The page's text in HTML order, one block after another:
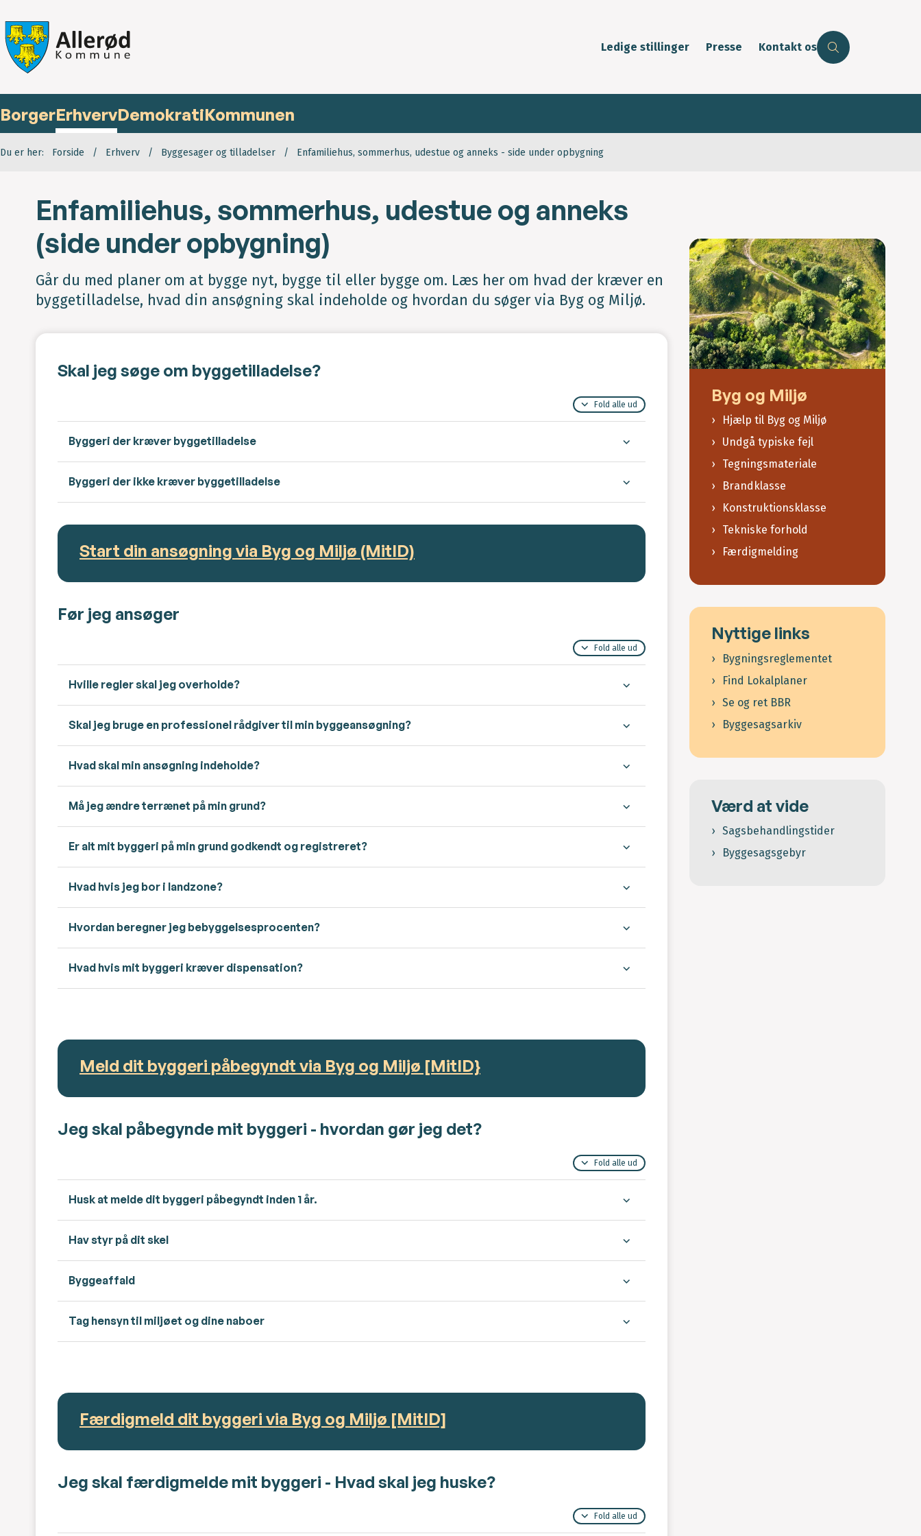
Ledige stillinger Presse Kontakt os
BorgerErhvervDemokratiKommunen
Du er her: Forside Erhverv Byggesager og tilladelser Enfamiliehus, sommerhus, udestue og anneks - side under opbygning
Enfamiliehus, sommerhus, udestue og anneks
(side under opbygning)
Går du med planer om at bygge nyt, bygge til eller bygge om. Læs her om hvad der kræver en
byggetilladelse, hvad din ansøgning skal indeholde og hvordan du søger via Byg og Miljø.
Skal jeg søge om byggetilladelse?
Fold alle ud
Byggeri der kræver byggetilladelse
Byggeri der ikke kræver byggetilladelse
Start din ansøgning via Byg og Miljø (MitID)
Før jeg ansøger
Fold alle ud
Hville regler skal jeg overholde?
Skal jeg bruge en professionel rådgiver til min byggeansøgning?
Hvad skal min ansøgning indeholde?
Må jeg ændre terrænet på min grund?
Er alt mit byggeri på min grund godkendt og registreret?
Hvad hvis jeg bor i landzone?
Hvordan beregner jeg bebyggelsesprocenten?
Hvad hvis mit byggeri kræver dispensation?
Meld dit byggeri påbegyndt via Byg og Miljø [MitID}
Jeg skal påbegynde mit byggeri - hvordan gør jeg det?
Fold alle ud
Husk at melde dit byggeri påbegyndt inden 1 år.
Hav styr på dit skel
Byggeaffald
Tag hensyn til miljøet og dine naboer
Færdigmeld dit byggeri via Byg og Miljø [MitID]
Jeg skal færdigmelde mit byggeri - Hvad skal jeg huske?
Fold alle ud
Byg og Miljø
Hjælp til Byg og Miljø
Undgå typiske fejl
Tegningsmateriale
Brandklasse
Konstruktionsklasse
Tekniske forhold
Færdigmelding
Nyttige links
Bygningsreglementet
Find Lokalplaner
Se og ret BBR
Byggesagsarkiv
Værd at vide
Sagsbehandlingstider
Byggesagsgebyr